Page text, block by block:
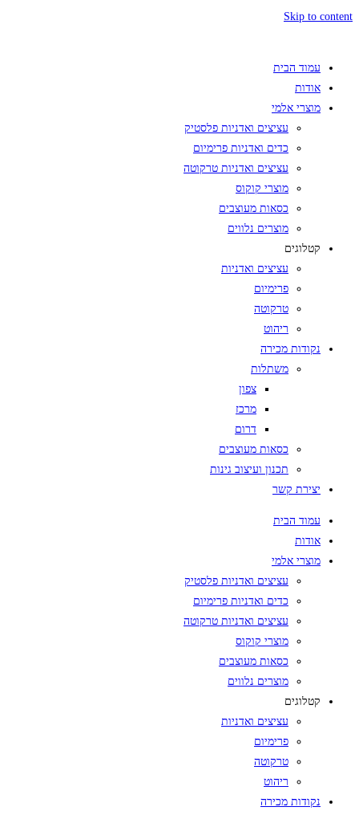
Skip to content
עמוד הבית
אודות
מוצרי אלמי
עציצים ואדניות פלסטיק
כדים ואדניות פרימיום
עציצים ואדניות טרקוטה
מוצרי קוקוס
כסאות מעוצבים
מוצרים נלווים
קטלוגים
עציצים ואדניות
פרימיום
טרקוטה
ריהוט
נקודות מכירה
משתלות
צפון
מרכז
דרום
כסאות מעוצבים
תכנון ועיצוב גינות
יצירת קשר
עמוד הבית
אודות
מוצרי אלמי
עציצים ואדניות פלסטיק
כדים ואדניות פרימיום
עציצים ואדניות טרקוטה
מוצרי קוקוס
כסאות מעוצבים
מוצרים נלווים
קטלוגים
עציצים ואדניות
פרימיום
טרקוטה
ריהוט
נקודות מכירה